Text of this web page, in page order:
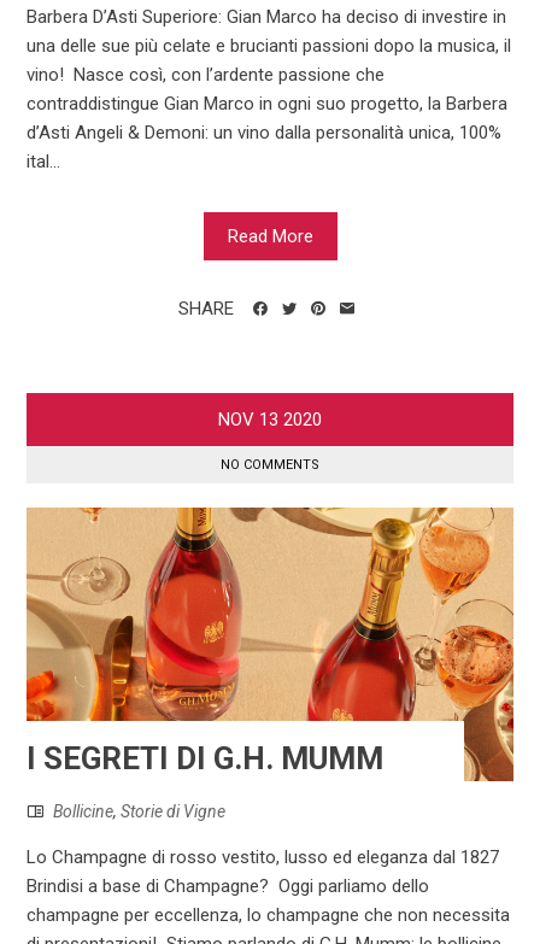
Barbera D’Asti Superiore: Gian Marco ha deciso di investire in
una delle sue più celate e brucianti ​passioni dopo la musica, ​il
vino! Nasce così, con l’ardente passione che
contraddistingue Gian Marco in ogni suo progetto, la Barbera
d’Asti Angeli & Demoni: un vino dalla personalità unica, 100%
ital...
Read More
SHARE
NOV 13 2020
NO COMMENTS
I SEGRETI DI G.H. MUMM
Bollicine,Storie di Vigne
Lo Champagne di rosso vestito, lusso ed eleganza dal 1827
Brindisi a base di Champagne? Oggi parliamo dello
champagne per eccellenza, lo champagne che non necessita